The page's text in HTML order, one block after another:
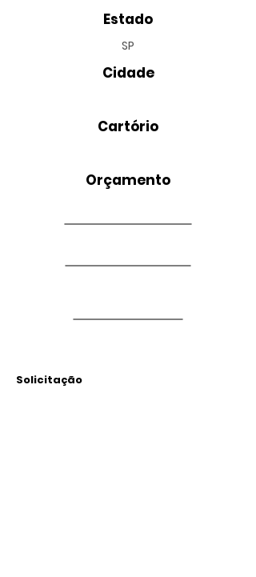
Estado
SP
Cidade
Cartório
Orçamento
Solicitação